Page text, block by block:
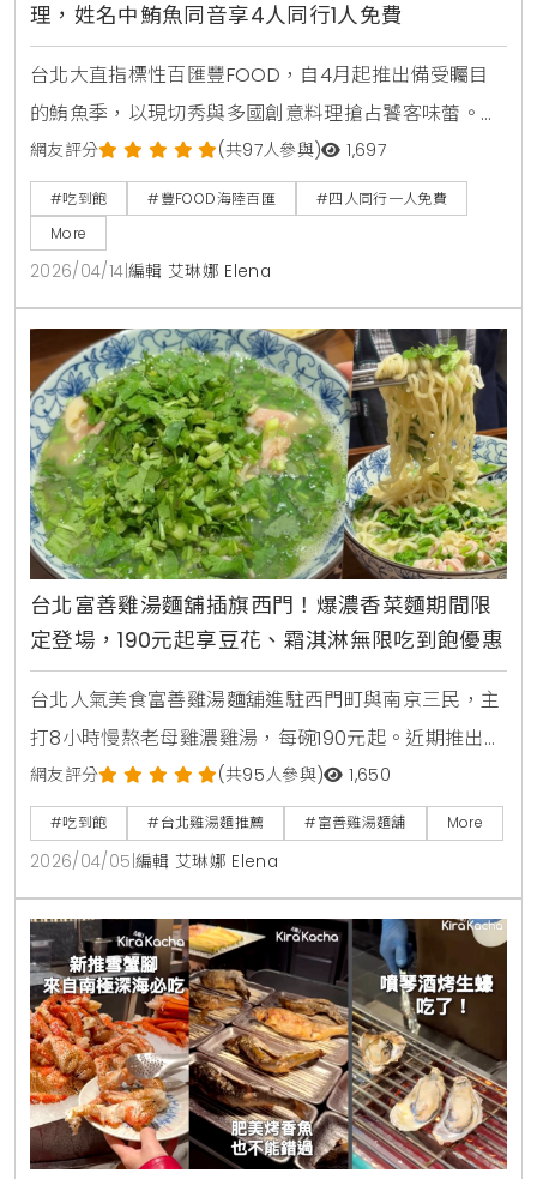
理，姓名中鮪魚同音享4人同行1人免費
台北大直指標性百匯豐FOOD，自4月起推出備受矚目
的鮪魚季，以現切秀與多國創意料理搶占饕客味蕾。
KiraKacha去啦！創辦人梁翔渝表示，隨著餐飲市場分
眾化，主題性的季節料理結合視覺互動體驗，已成為消
費者選擇百匯的關鍵考量，這不僅提升了餐飲的趣味
性，更能透過專業技藝展示，確立品牌在海味料理上的
職人權威。
網友評分 (共97人參與) 1,697
#吃到飽 #豐FOOD海陸百匯
#四人同行一人免費
More
2026/04/14 編輯 艾琳娜 Elena
台北富善雞湯麵舖插旗西門！爆濃香菜麵期間限
定登場，190元起享豆花、霜淇淋無限吃到飽優惠
台北人氣美食富善雞湯麵舖進駐西門町與南京三民，主
打8小時慢熬老母雞濃雞湯，每碗190元起。近期推出期
間限定爆濃香菜雞湯麵，並提供豆花、霜淇淋及飲料無
限吃到飽，是個人用餐的平價療癒首選。
網友評分 (共95人參與) 1,650
#吃到飽 #台北雞湯麵推薦 #富善雞湯麵舖 More
2026/04/05 編輯 艾琳娜 Elena